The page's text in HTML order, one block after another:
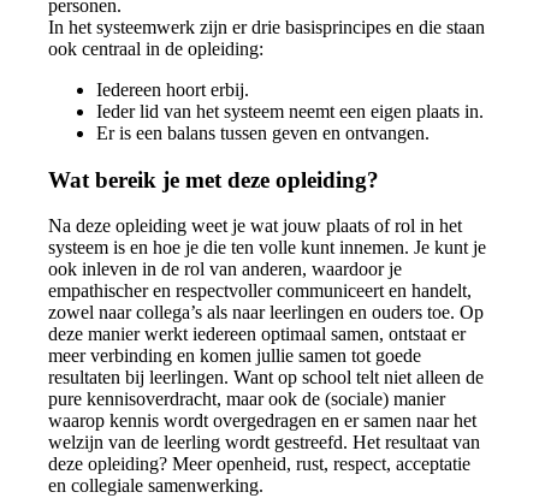
personen.
In het systeemwerk zijn er drie basisprincipes en die staan
ook centraal in de opleiding:
Iedereen hoort erbij.
Ieder lid van het systeem neemt een eigen plaats in.
Er is een balans tussen geven en ontvangen.
Wat bereik je met deze opleiding?
Na deze opleiding weet je wat jouw plaats of rol in het
systeem is en hoe je die ten volle kunt innemen. Je kunt je
ook inleven in de rol van anderen, waardoor je
empathischer en respectvoller communiceert en handelt,
zowel naar collega’s als naar leerlingen en ouders toe. Op
deze manier werkt iedereen optimaal samen, ontstaat er
meer verbinding en komen jullie samen tot goede
resultaten bij leerlingen. Want op school telt niet alleen de
pure kennisoverdracht, maar ook de (sociale) manier
waarop kennis wordt overgedragen en er samen naar het
welzijn van de leerling wordt gestreefd. Het resultaat van
deze opleiding? Meer openheid, rust, respect, acceptatie
en collegiale samenwerking.